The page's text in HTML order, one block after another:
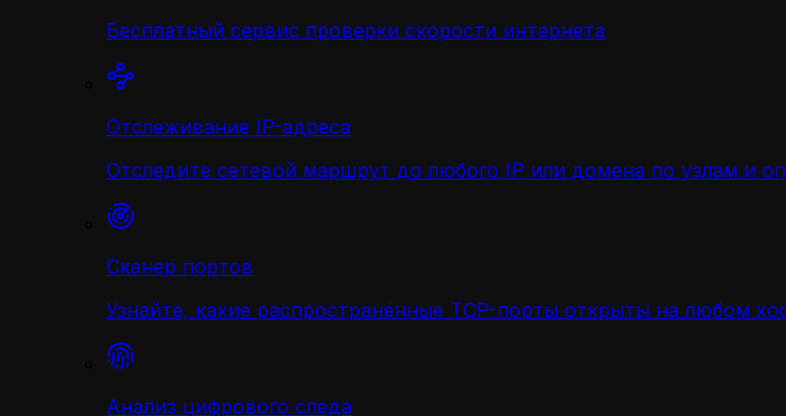
Бесплатный сервис проверки скорости интернета
Отслеживание IP-адреса
Отследите сетевой маршрут до любого IP или домена по узлам и
Сканер портов
Узнайте, какие распространённые TCP-порты открыты на любом
Анализ цифрового следа